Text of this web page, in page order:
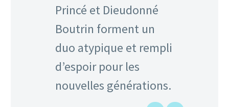
Princé et Dieudonné
Boutrin forment un
duo atypique et rempli
d’espoir pour les
nouvelles générations.